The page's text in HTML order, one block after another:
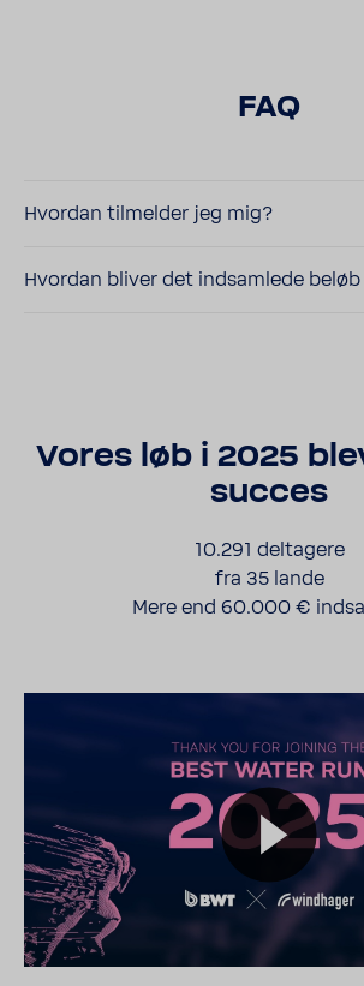
FAQ
Hvordan tilmelder jeg mig?
Hvordan bliver det indsam­lede
Vores løb i 2025
succes
10.291 delta­gere
fra 35 lande
Mere end 60.000 €